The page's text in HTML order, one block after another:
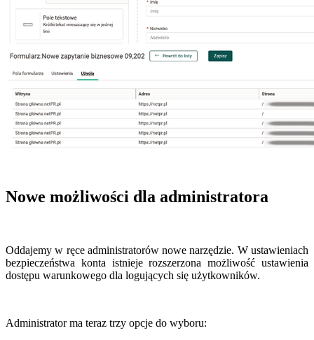
Nowe możliwości dla administratora
Oddajemy w ręce administratorów nowe narzędzie. W ustawieniach
bezpieczeństwa konta istnieje rozszerzona możliwość ustawienia
dostępu warunkowego dla logujących się użytkowników.
Administrator ma teraz trzy opcje do wyboru: